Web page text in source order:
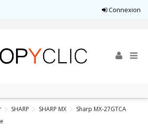
Connexion
SHARP SHARP MX
Sharp MX-27GTCA